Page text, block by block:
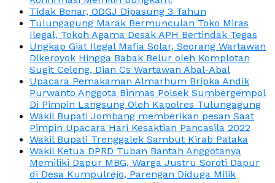
Tidak Benar, ODGJ Dipasung 3 Tahun
Tulungagung Marak Bermunculan Toko Miras
Ilegal, Tokoh Agama Desak APH Bertindak Tegas
Ungkap Giat Ilegal Mafia Solar, Seorang Wartawan
Dikeroyok Hingga Babak Belur oleh Komplotan
Sugit Celeng, Dian Cs Wartawan Abal-Abal
Upacara Pemakaman Almarhum Bripka Andik
Purwanto Anggota Binmas Polsek Sumbergempol
Di Pimpin Langsung Oleh Kapolres Tulungagung
Wakil Bupati Jombang memberikan pesan Saat
Pimpin Upacara Hari Kesaktian Pancasila 2022
Wakil Bupati Trenggalek Sambut Kirab Pataka
Wakil Ketua DPRD Tuban Bantah Anggotanya
Memiliki Dapur MBG, Warga Justru Soroti Dapur
di Desa Kumpulrejo, Parengan Diduga Milik